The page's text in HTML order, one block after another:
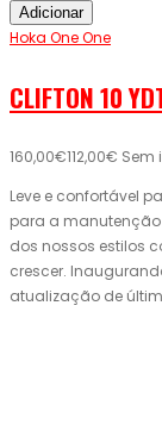
Adicionar
Hoka One One
CLIFTON 10
160,00€112,00€ Sem
Leve e confortável
para a
dos nossos estilos
crescer.
atualização de